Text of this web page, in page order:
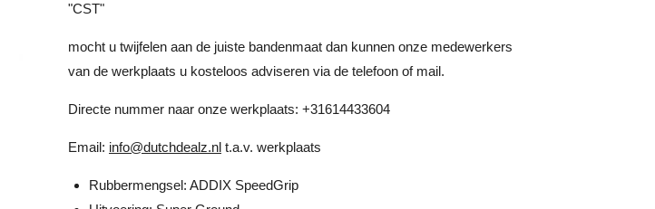
"CST"
mocht u twijfelen aan de juiste bandenmaat dan kunnen onze medewerkers
van de werkplaats u kosteloos adviseren via de telefoon of mail.
Directe nummer naar onze werkplaats: +31614433604
Email: info@dutchdealz.nl t.a.v. werkplaats
Rubbermengsel: ADDIX SpeedGrip